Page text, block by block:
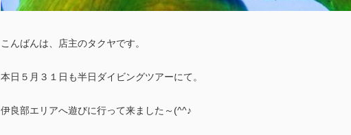
こんばんは、店主のタクヤです。
本日５月３１日も半日ダイビングツアーにて。
伊良部エリアへ遊びに行って来ました～(^^♪